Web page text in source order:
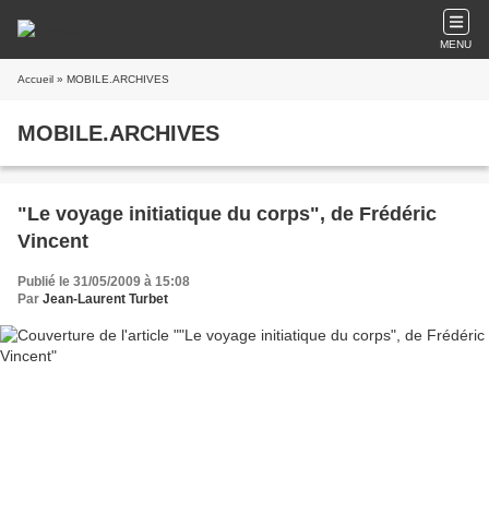
MENU
Accueil » MOBILE.ARCHIVES
MOBILE.ARCHIVES
"Le voyage initiatique du corps", de Frédéric
Vincent
Publié le 31/05/2009 à 15:08
Par Jean-Laurent Turbet